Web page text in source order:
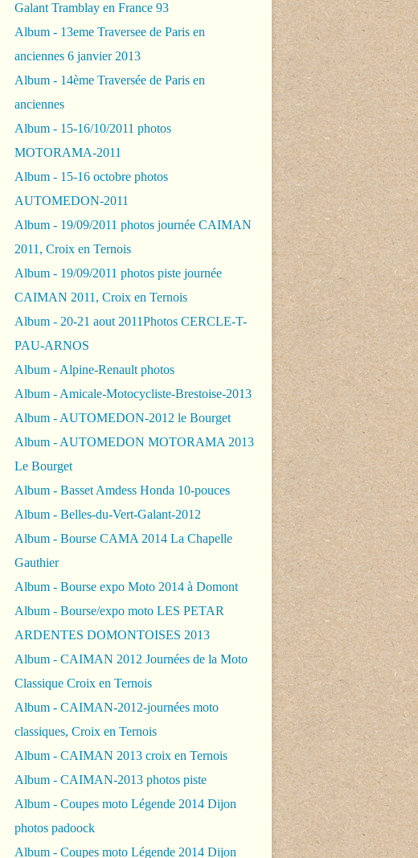
Galant Tramblay en France 93
Album - 13eme Traversee de Paris en
anciennes 6 janvier 2013
Album - 14ème Traversée de Paris en
anciennes
Album - 15-16/10/2011 photos
MOTORAMA-2011
Album - 15-16 octobre photos
AUTOMEDON-2011
Album - 19/09/2011 photos journée CAIMAN
2011, Croix en Ternois
Album - 19/09/2011 photos piste journée
CAIMAN 2011, Croix en Ternois
Album - 20-21 aout 2011Photos CERCLE-T-
PAU-ARNOS
Album - Alpine-Renault photos
Album - Amicale-Motocycliste-Brestoise-2013
Album - AUTOMEDON-2012 le Bourget
Album - AUTOMEDON MOTORAMA 2013
Le Bourget
Album - Basset Amdess Honda 10-pouces
Album - Belles-du-Vert-Galant-2012
Album - Bourse CAMA 2014 La Chapelle
Gauthier
Album - Bourse expo Moto 2014 à Domont
Album - Bourse/expo moto LES PETAR
ARDENTES DOMONTOISES 2013
Album - CAIMAN 2012 Journées de la Moto
Classique Croix en Ternois
Album - CAIMAN-2012-journées moto
classiques, Croix en Ternois
Album - CAIMAN 2013 croix en Ternois
Album - CAIMAN-2013 photos piste
Album - Coupes moto Légende 2014 Dijon
photos padoock
Album - Coupes moto Légende 2014 Dijon